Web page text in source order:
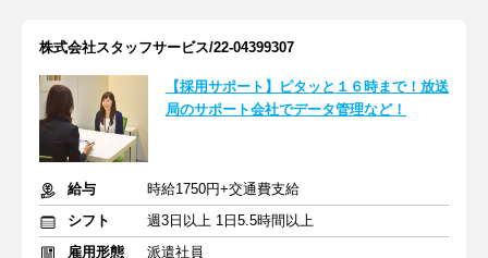
株式会社スタッフサービス/22-04399307
【採用サポート】ピタッと１６時まで！放送
局のサポート会社でデータ管理など！
給与
時給1750円+交通費支給
シフト
週3日以上 1日5.5時間以上
雇用形態
派遣社員